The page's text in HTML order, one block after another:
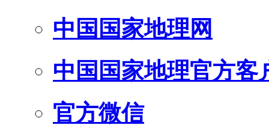
中国国家地理网
中国国家地理官方客
官方微信